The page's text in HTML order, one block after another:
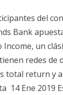
del
Bank
Income, un
redes de
total return y
14 Ene 2019